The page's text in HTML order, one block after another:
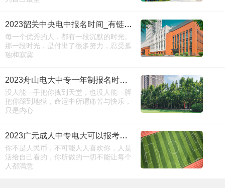
2023韶关中央电中报名时间_有链接吗
每一个优秀的人，都有一段沉默的时光。
那一段时光，是付出了很多努力，忍受孤
独和寂寞
2023舟山电大中专一年制报名时间_多久毕业
没人能一手把你拽到天堂，也没人能一脚
把你踩到地狱，命运中所谓痛苦与快乐，
只是内心
2023广元成人中专电大可以报考会计吗*点击
你不是人民币，不可能人人喜欢你，人是
活给自己看的，你所做的一切不能让每个
人都满意